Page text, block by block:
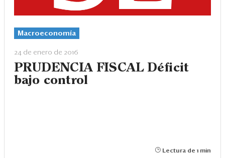
Macroeconomía
24 de enero de 2016
PRUDENCIA FISCAL Déficit
bajo control
Lectura de 1 min